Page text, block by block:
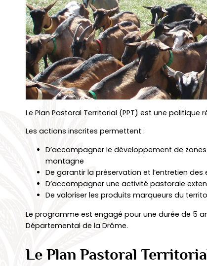
Le Plan Pastoral Territorial (PPT) est une
Les actions inscrites permettent :
D’accompagner le développement de
montagne
De garantir la préservation et l’entretien
D’accompagner une activité pastorale
De valoriser les produits marqueurs du
Le programme est engagé pour une durée de 5
Départemental de la Drôme.
Le Plan Pastoral